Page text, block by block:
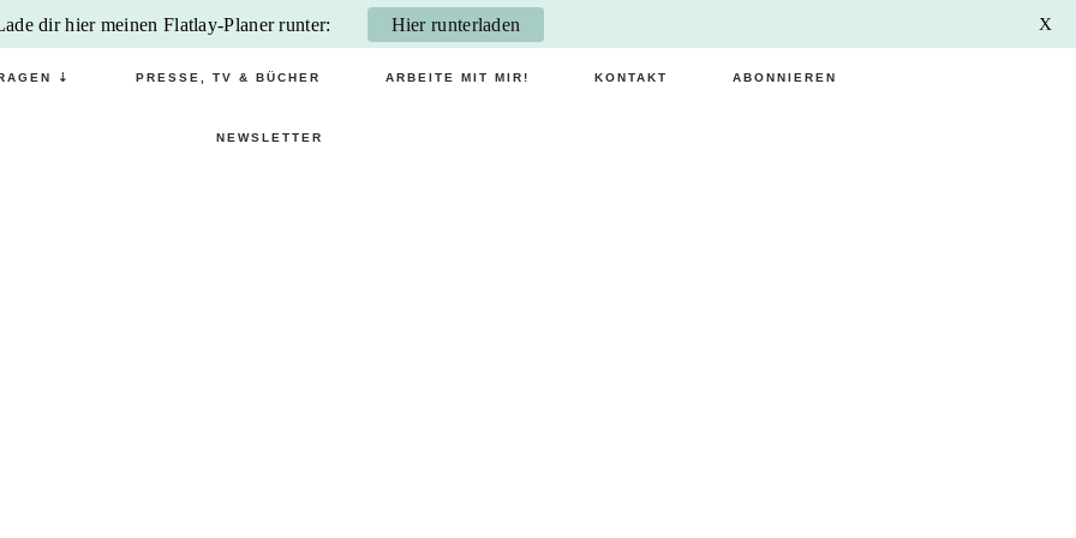
⇣ PRESSE, TV & BÜCHER ARBEITE MIT MIR! KONTAKT ABONNIEREN
NEWSLETTER
dir hier meinen Flatlay-Planer runter: Hier runterladen X